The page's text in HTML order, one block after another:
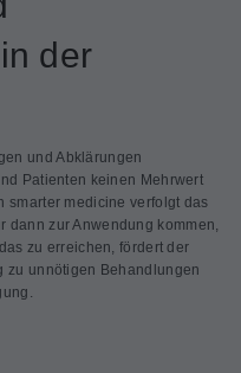
der
und Abklärungen
Patienten keinen Mehrwert
smarter medicine verfolgt das
zur Anwendung kommen,
zu erreichen, fördert der
zu unnötigen Behandlungen